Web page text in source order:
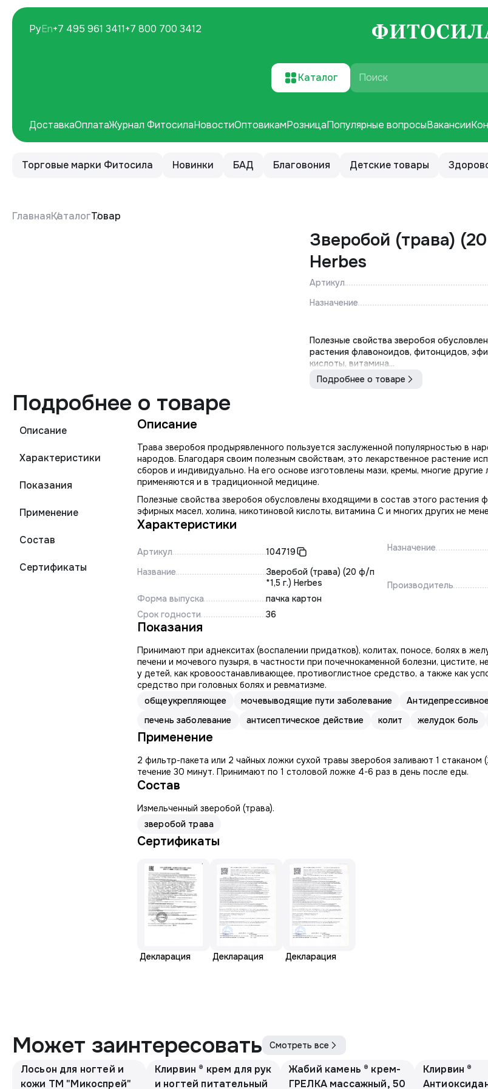
ДоставкаОплатаЖурнал ФитосилаНовостиОптовикамРозницаПопулярные вопросыВакансии
РуEn+7 495 961 3411+7 800 700 3412
Каталог Поиск
Торговые марки Фитосила Новинки БАД Благовония Детские товары
ГлавнаяКаталогТовар
Зверобой (трава) (20 ф/п *1,5 г.)
Herbes
Артикул
Назначение
Полезные свойства зверобоя
растения флавоноидов, фитонцидов,
кислоты, витамина...
Подробнее о товаре
Подробнее о товаре
Описание
Характеристики
Показания
Применение
Состав
Сертификаты
Описание
Трава зверобоя продырявленного пользуется заслуженной популярностью в
народов. Благодаря своим полезным свойствам, это лекарственное растение
сборов и индивидуально. На его основе изготовлены мази, кремы, многие
применяются и в традиционной медицине.
Полезные свойства зверобоя обусловлены входящими в состав этого растения
эфирных масел, холина, никотиновой кислоты, витамина С и многих других не
Характеристики
Артикул
104719
Название
Зверобой (трава) (20 ф/п
*1,5 г.) Herbes
Форма выпуска
пачка картон
Срок годности
36
Назначение
Производитель
Показания
Принимают при аднекситах (воспалении придатков), колитах, поносе, болях в
печени и мочевого пузыря, в частности при почечнокаменной болезни, цистите,
у детей, как кровоостанавливающее, противоглистное средство, а также как
средство при головных болях и ревматизме.
общеукрепляющее
мочевыводящие пути заболевание
печень заболевание
антисептическое действие колит желудок боль
Применение
2 фильтр-пакета или 2 чайных ложки сухой травы зверобоя заливают 1 стаканом
течение 30 минут. Принимают по 1 столовой ложке 4-6 раз в день после еды.
Состав
Измельченный зверобой (трава).
зверобой трава
Сертификаты
Декларация Декларация Декларация
Может заинтересовать Смотреть все
Лосьон для ногтей и
кожи ТМ "Микоспрей"
Клирвин ® крем для рук
и ногтей питательный
Жабий камень ® крем-
ГРЕЛКА массажный, 50
Клирвин ®